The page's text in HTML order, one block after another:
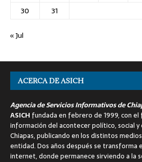
30
31
« Jul
ACERCA DE ASICH
Agencia de Servicios Informativos de
ASICH fundada en febrero de 1999, con
información del acontecer político, social
Chiapas, publicando en los distintos
entidad. Dos años después se transforma
internet, donde permanece sirviendo a la